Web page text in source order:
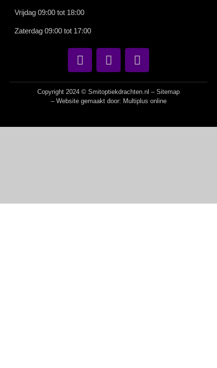
Vrijdag 09:00 tot 18:00
Zaterdag 09:00 tot 17:00
Copyright 2024 © Smitoptiekdrachten.nl – Sitemap
– Website gemaakt door: Multiplus online